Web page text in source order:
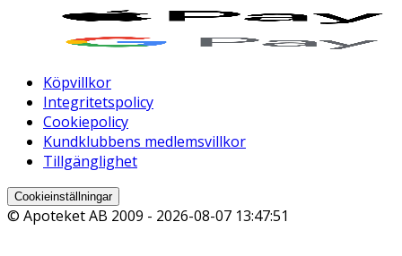
Köpvillkor
Integritetspolicy
Cookiepolicy
Kundklubbens medlemsvillkor
Tillgänglighet
Cookieinställningar
© Apoteket AB 2009 - 2026-08-07 13:47:51